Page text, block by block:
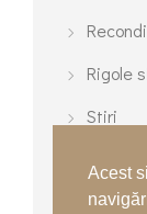
Rigole
Stiri
Acest